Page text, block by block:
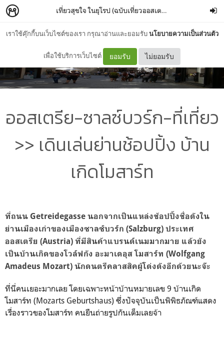
เราใช้คุ๊กกี้บนเว็บไซต์ของเรา กรุณาอ่านและยอมรับนโยบายความเป็นส่วนตัว
เพื่อใช้บริการเว็บไซต์ ยอมรับ ไม่ยอมรับ
เที่ยวสุขใจ ในยุโรป (ฉบับเที่ยวออสเตรีย AUSTRIA) –โลม
ออสเตรีย-ซาลซ์บวร์ก-ที่เที่ยว
>> เดินเล่นย่านช้อปปิ้ง บ้าน
เกิดโมสาร์ท
ที่ถนน Getreidegasse นอกจากเป็นแหล่งช้อปปิ้งชื่อดังใน
ย่านเมืองเก่าของเมืองซาลซ์บวร์ก (Salzburg) ประเทศ
ออสเตรีย (Austria) ที่มีสินค้าแบรนด์เนมมากมาย แล้วยัง
เป็นบ้านเกิดของโวล์ฟกัง อะมาเดอุส โมสาร์ท (Wolfgang
Amadeus Mozart) นักดนตรีคลาสสิคผู้โด่งดังอีกด้วยนะจ๊ะ
ที่นี่คนเยอะมากเลย โดยเฉพาะหน้าบ้านหมายเลข 9 บ้านเกิด
โมสาร์ท (Mozarts Geburtshaus) ซึ่งปัจจุบันเป็นพิพิธภัณฑ์แสดง
เรื่องราวของโมสาร์ท คนยืนถ่ายรูปกันเต็มเลยจ้า